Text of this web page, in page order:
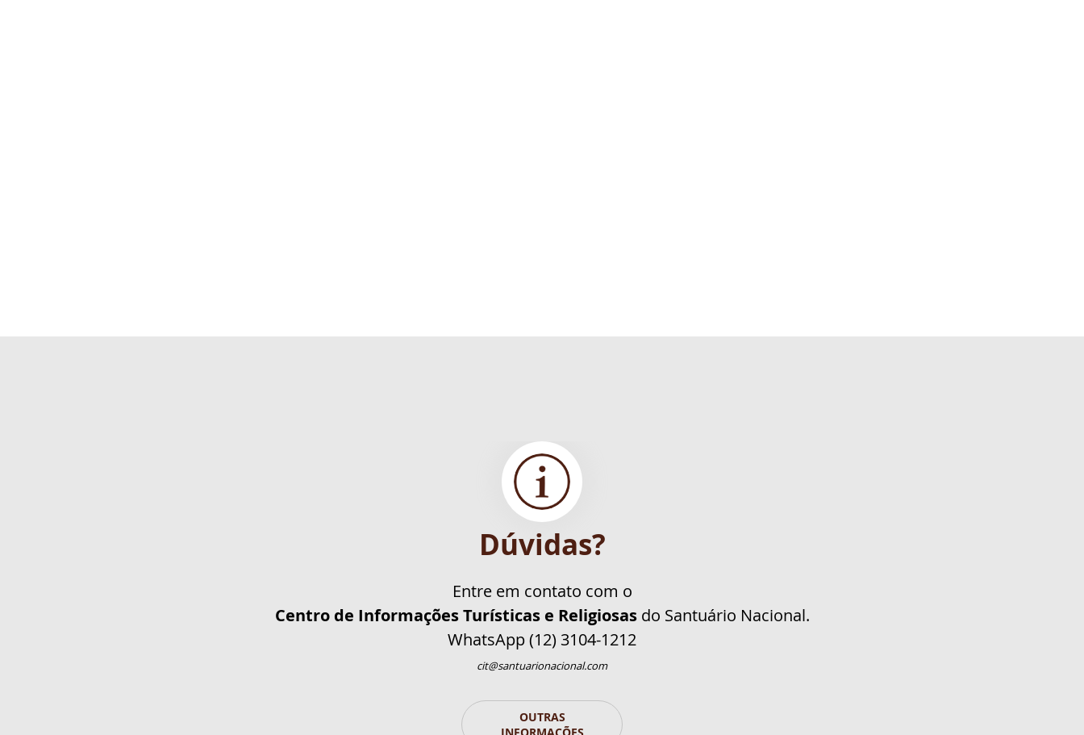
Dúvidas?
Entre em contato com o
Centro de Informações Turísticas e Religiosasdo Santuário Nacional.
WhatsApp (12) 3104-1212
cit@santuarionacional.com
OUTRAS